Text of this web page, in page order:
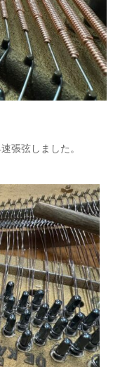
張弦しました。